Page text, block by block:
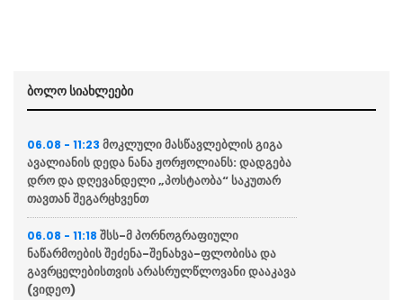
ბოლო სიახლეები
06.08 - 11:23 მოკლული მასწავლებლის გიგა
ავალიანის დედა ნანა ჟორჟოლიანს: დადგება
დრო და დღევანდელი „პოსტაობა“ საკუთარ
თავთან შეგარცხვენთ
06.08 - 11:18 შსს-მ პორნოგრაფიული
ნაწარმოების შეძენა-შენახვა-ფლობისა და
გავრცელებისთვის არასრულწლოვანი დააკავა
(ვიდეო)